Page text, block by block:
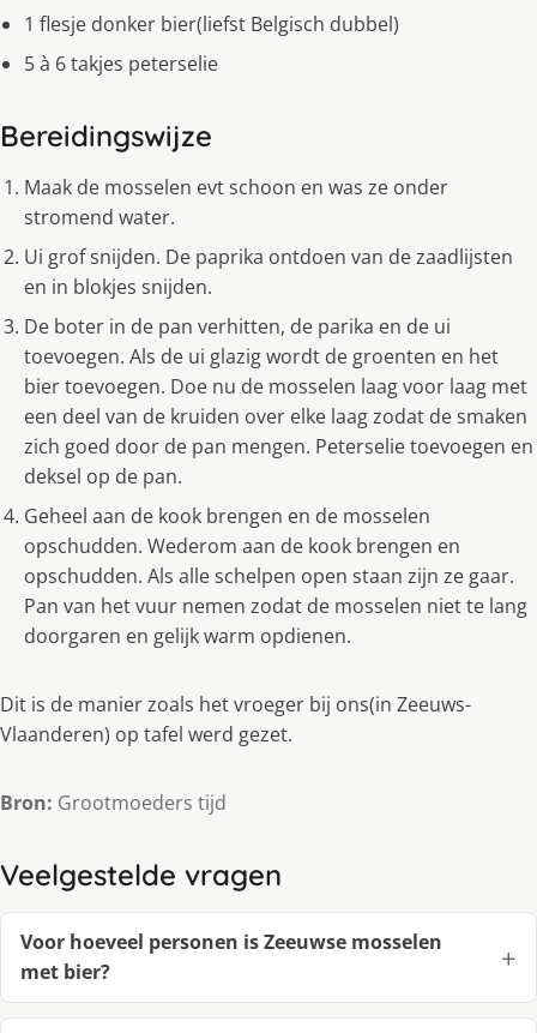
1 flesje donker bier(liefst Belgisch dubbel)
5 à 6 takjes peterselie
Bereidingswijze
Maak de mosselen evt schoon en was ze onder
stromend water.
Ui grof snijden. De paprika ontdoen van de zaadlijsten
en in blokjes snijden.
De boter in de pan verhitten, de parika en de ui
toevoegen. Als de ui glazig wordt de groenten en het
bier toevoegen. Doe nu de mosselen laag voor laag met
een deel van de kruiden over elke laag zodat de smaken
zich goed door de pan mengen. Peterselie toevoegen en
deksel op de pan.
Geheel aan de kook brengen en de mosselen
opschudden. Wederom aan de kook brengen en
opschudden. Als alle schelpen open staan zijn ze gaar.
Pan van het vuur nemen zodat de mosselen niet te lang
doorgaren en gelijk warm opdienen.
Dit is de manier zoals het vroeger bij ons(in Zeeuws-
Vlaanderen) op tafel werd gezet.
Bron: Grootmoeders tijd
Veelgestelde vragen
Voor hoeveel personen is Zeeuwse mosselen
met bier?